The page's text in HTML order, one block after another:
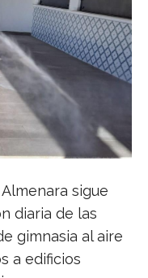
sigue
diaria de las
gimnasia al aire
a edificios